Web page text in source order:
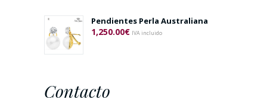
Pendientes Perla Australiana
1,250.00€ IVA incluido
Contacto